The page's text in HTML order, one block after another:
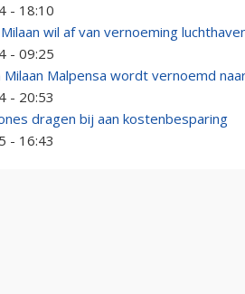
- 18:10
wil af van vernoeming
- 09:25
Milaan Malpensa wordt vernoemd
- 20:53
dragen bij aan kostenbesparing
- 16:43